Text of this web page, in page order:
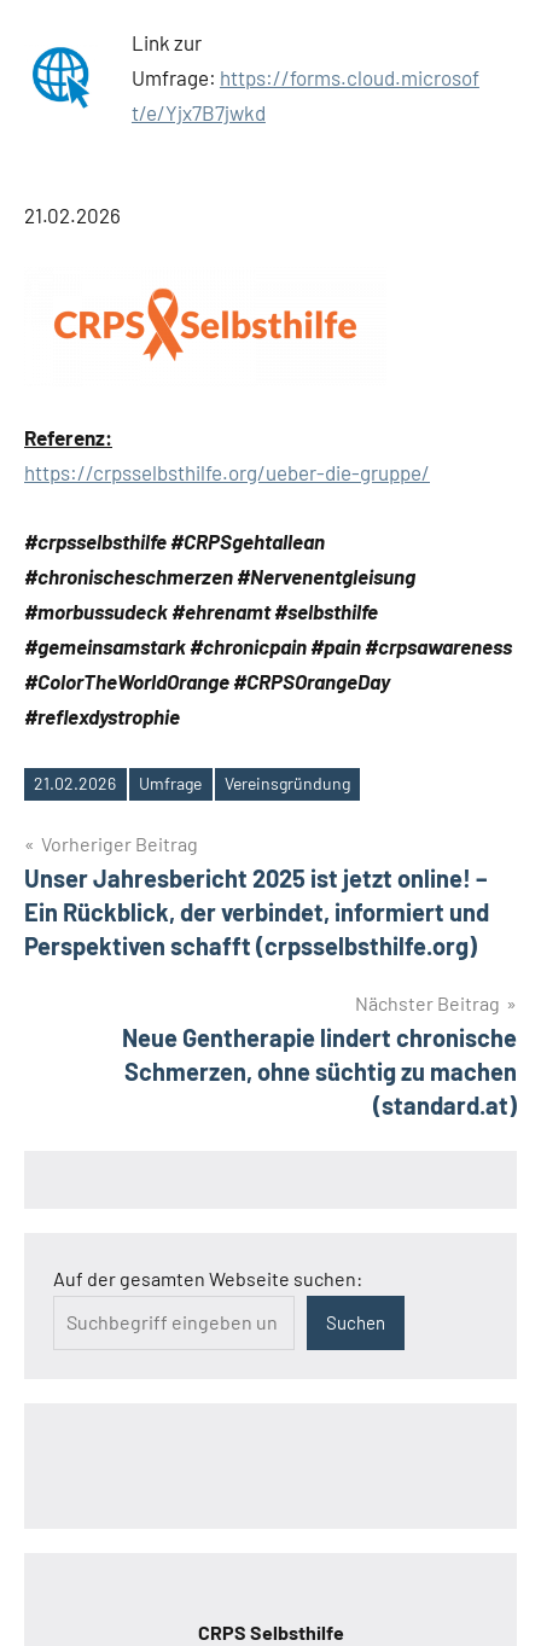
Link zur
Umfrage: https://forms.cloud.microsof
t/e/Yjx7B7jwkd
21.02.2026
Referenz:
https://crpsselbsthilfe.org/ueber-die-gruppe/
#crpsselbsthilfe #CRPSgehtallean
#chronischeschmerzen #Nervenentgleisung
#morbussudeck #ehrenamt #selbsthilfe
#gemeinsamstark #chronicpain #pain #crpsawareness
#ColorTheWorldOrange #CRPSOrangeDay
#reflexdystrophie
Schlagwörter
21.02.2026 Umfrage Vereinsgründung
Beitragsnavigation
Vorheriger Beitrag
Unser Jahresbericht 2025 ist jetzt online! –
Ein Rückblick, der verbindet, informiert und
Perspektiven schafft (crpsselbsthilfe.org)
Nächster Beitrag
Neue Gentherapie lindert chronische
Schmerzen, ohne süchtig zu machen
(standard.at)
Auf der gesamten Webseite suchen:
Suchen
CRPS Selbsthilfe